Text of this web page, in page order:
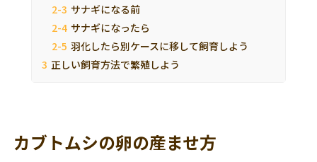
サナギになる前
サナギになったら
羽化したら別ケースに移して飼育しよう
正しい飼育方法で繁殖しよう
カブトムシの卵の産ませ方